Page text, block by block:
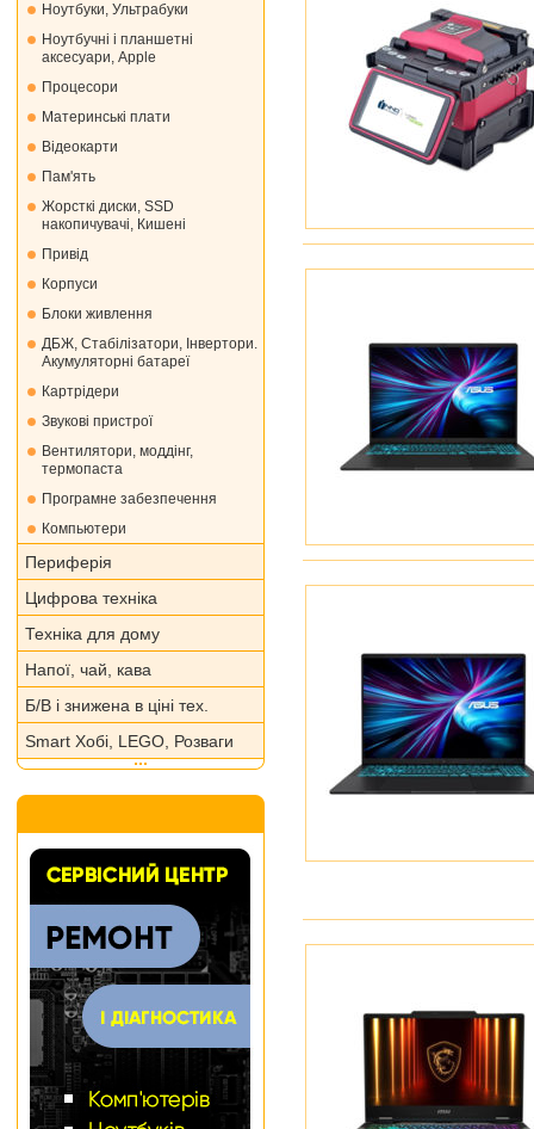
Ноутбуки, Ультрабуки
Ноутбучні і планшетні
аксесуари, Apple
Процесори
Материнські плати
Відеокарти
Пам'ять
Жорсткі диски, SSD
накопичувачі, Кишені
Привід
Корпуси
Блоки живлення
ДБЖ, Стабілізатори, Інвертори.
Акумуляторні батареї
Картрідери
Звукові пристрої
Вентилятори, моддінг,
термопаста
Програмне забезпечення
Компьютери
Периферія
Цифрова техніка
Техніка для дому
Напої, чай, кава
Б/В і знижена в ціні тех.
Smart Хобі, LEGO, Розваги